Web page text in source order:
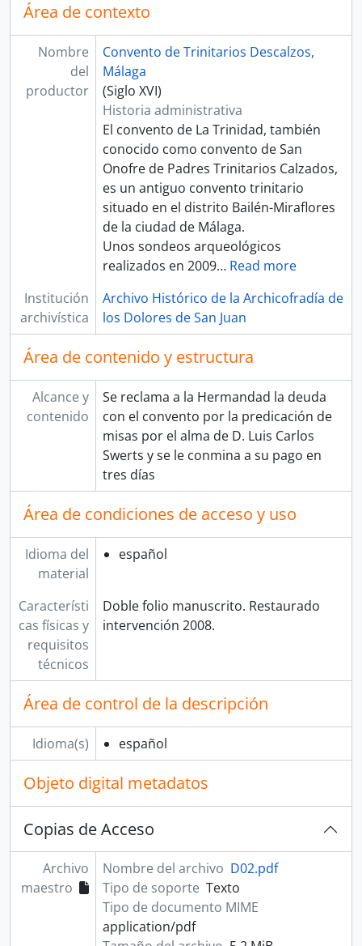
Área de contexto
Nombre
del
productor
Convento de Trinitarios Descalzos,
Málaga
(Siglo XVI)
Historia administrativa
El convento de La Trinidad, también
conocido como convento de San
Onofre de Padres Trinitarios Calzados,
es un antiguo convento trinitario
situado en el distrito Bailén-Miraflores
de la ciudad de Málaga.
Unos sondeos arqueológicos
realizados en 2009… Read more
Institución
archivística
Archivo Histórico de la Archicofradía de
los Dolores de San Juan
Área de contenido y estructura
Alcance y
contenido
Se reclama a la Hermandad la deuda
con el convento por la predicación de
misas por el alma de D. Luis Carlos
Swerts y se le conmina a su pago en
tres días
Área de condiciones de acceso y uso
Idioma del
material
español
Característi
cas físicas y
requisitos
técnicos
Doble folio manuscrito. Restaurado
intervención 2008.
Área de control de la descripción
Idioma(s) español
Objeto digital metadatos
Copias de Acceso
Archivo
maestro
Nombre del archivo D02.pdf
Tipo de soporte Texto
Tipo de documento MIME
application/pdf